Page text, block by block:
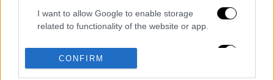
I want to allow Google to enable storage
related to functionality of the website or app.
I want to allow Google to enable storage
related to personalization.
CONFIRM
«Δεν υπήρχε οικονομικό κίνητρο» λέει ο
του πατέρα σε καταψύκτη στον Μυστρά
Αμερικανική πετρελαϊκή που συνδέεται με